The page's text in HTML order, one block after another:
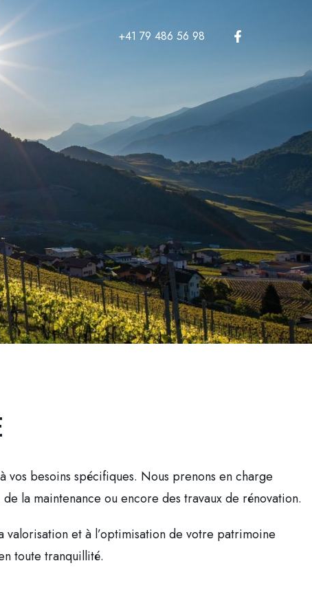
+41 79 486 56 98
besoins spécifiques. Nous prenons en charge
la maintenance ou encore des travaux de rénovation.
et à l’optimisation de votre patrimoine
toute tranquillité.